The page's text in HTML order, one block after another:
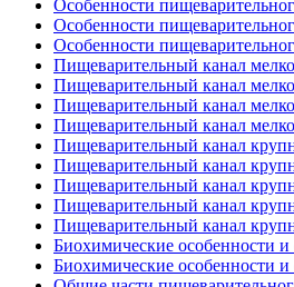
Особенности
Особенности
Особенности
Пищеварительный канал
Пищеварительный канал
Пищеварительный канал
Пищеварительный канал
Пищеварительный канал
Пищеварительный канал
Пищеварительный канал
Пищеварительный канал
Пищеварительный канал
Биохимические особенности и
Биохимические особенности и